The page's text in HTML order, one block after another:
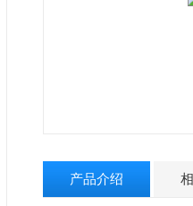
产品介绍